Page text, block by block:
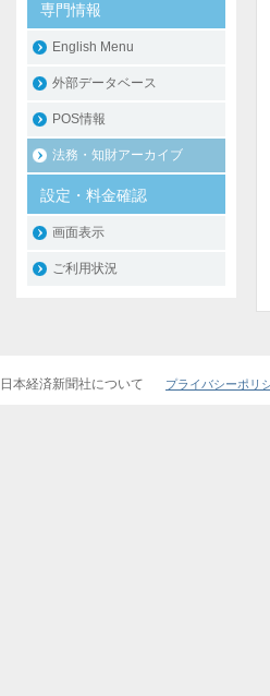
専門情報
English Menu
外部データベース
POS情報
法務・知財アーカイブ
設定・料金確認
画面表示
ご利用状況
日本経済新聞社について プライバシーポリ